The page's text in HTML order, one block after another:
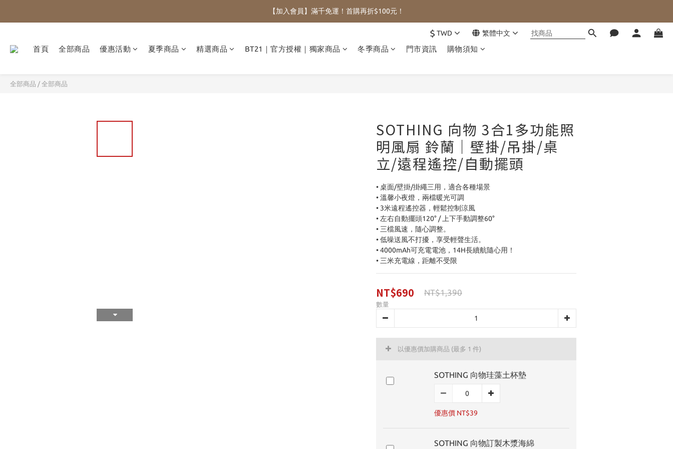
【加入會員】滿千免運！首購再折$100元！
$ TWD 繁體中文
首頁 全部商品 優惠活動 夏季商品 精選商品 BT21｜官方授權｜獨家商品 冬季商品 門市資訊 購物須知
全部商品 / 全部商品
SOTHING 向物 3合1多功能照
明風扇 鈴蘭｜壁掛/吊掛/桌
立/遠程遙控/自動擺頭
• 桌面/壁掛/掛繩三用，適合各種場景
• 溫馨小夜燈，兩檔暖光可調
• 3米遠程遙控器，輕鬆控制涼風
• 左右自動擺頭120° / 上下手動調整60°
• 三檔風速，隨心調整。
• 低噪送風不打擾，享受輕聲生活。
• 4000mAh可充電電池，14H長續航隨心用！
• 三米充電線，距離不受限
NT$690 NT$1,390
數量
以優惠價加購商品 (最多 1 件)
SOTHING 向物珪藻土杯墊
優惠價 NT$39
SOTHING 向物訂製木漿海綿